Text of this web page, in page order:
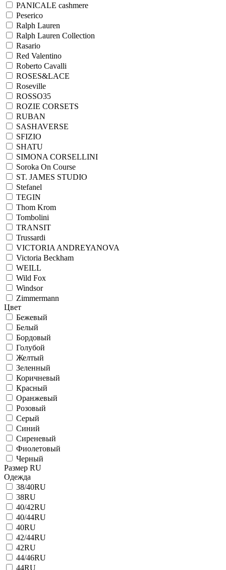
PANICALE cashmere
Peserico
Ralph Lauren
Ralph Lаuren Collection
Rasario
Red Valentino
Roberto Cavalli
ROSES&LACE
Roseville
ROSSO35
ROZIE CORSETS
RUBAN
SASHAVERSE
SFIZIO
SHATU
SIMONA CORSELLINI
Soroka On Course
ST. JAMES STUDIO
Stefanel
TEGIN
Thom Krom
Tombolini
TRANSIT
Trussardi
VICTORIA ANDREYANOVA
Victoria Beckham
WEILL
Wild Fox
Windsor
Zimmermann
Цвет
Бежевый
Белый
Бордовый
Голубой
Желтый
Зеленный
Коричневый
Красный
Оранжевый
Розовый
Серый
Синий
Сиреневый
Фиолетовый
Черный
Размер RU
Одежда
38/40RU
38RU
40/42RU
40/44RU
40RU
42/44RU
42RU
44/46RU
44RU